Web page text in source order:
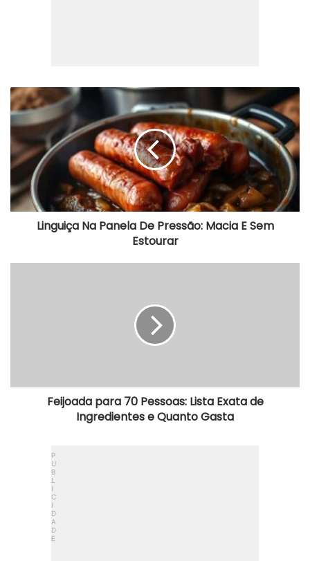
Linguiça
Na
Panela
De
Pressão:
Macia
E
Sem
Estourar
Linguiça Na Panela De Pressão: Macia E Sem
Estourar
Feijoada
Gasta
Feijoada para 70 Pessoas: Lista Exata de
Ingredientes e Quanto Gasta